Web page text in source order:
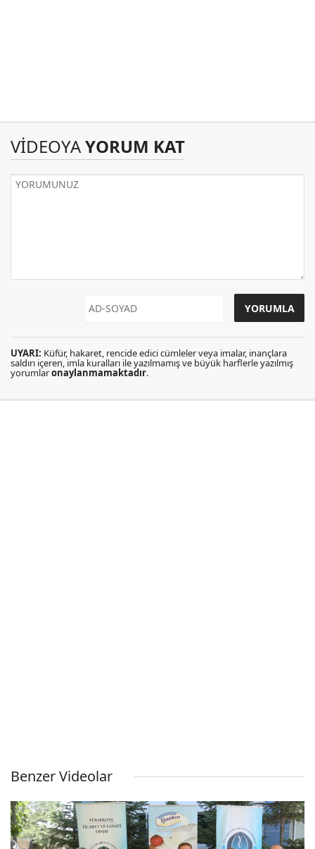
VİDEOYAYORUM KAT
UYARI: Küfür, hakaret, rencide edici cümleler veya imalar, inançlara
saldırı içeren, imla kuralları ile yazılmamış ve büyük harflerle yazılmış
yorumlaronaylanmamaktadır.
Benzer Videolar